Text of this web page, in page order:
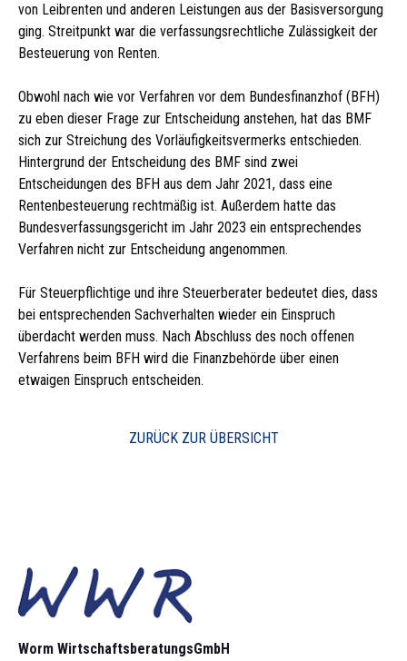
von Leibrenten und anderen Leistungen aus der Basisversorgung
ging. Streitpunkt war die verfassungsrechtliche Zulässigkeit der
Besteuerung von Renten.
Obwohl nach wie vor Verfahren vor dem Bundesfinanzhof (BFH)
zu eben dieser Frage zur Entscheidung anstehen, hat das BMF
sich zur Streichung des Vorläufigkeitsvermerks entschieden.
Hintergrund der Entscheidung des BMF sind zwei
Entscheidungen des BFH aus dem Jahr 2021, dass eine
Rentenbesteuerung rechtmäßig ist. Außerdem hatte das
Bundesverfassungsgericht im Jahr 2023 ein entsprechendes
Verfahren nicht zur Entscheidung angenommen.
Für Steuerpflichtige und ihre Steuerberater bedeutet dies, dass
bei entsprechenden Sachverhalten wieder ein Einspruch
überdacht werden muss. Nach Abschluss des noch offenen
Verfahrens beim BFH wird die Finanzbehörde über einen
etwaigen Einspruch entscheiden.
ZURÜCK ZUR ÜBERSICHT
Worm Wirtschaftsberatungs­GmbH